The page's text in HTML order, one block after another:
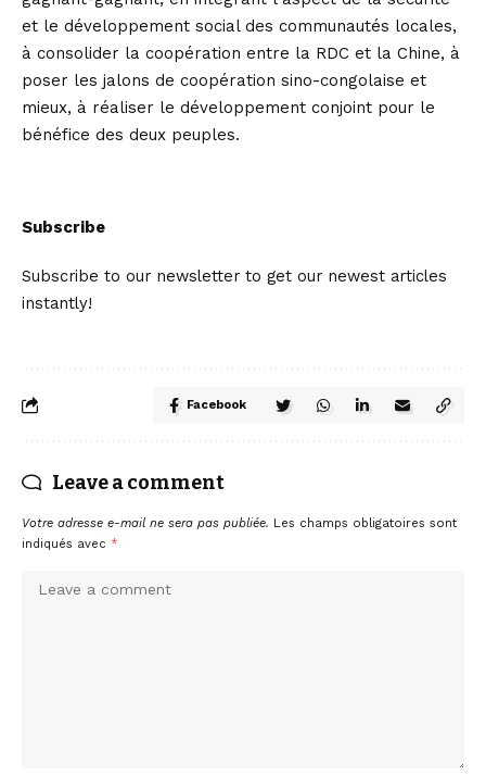
et le développement social des communautés locales,
à consolider la coopération entre la RDC et la Chine, à
poser les jalons de coopération sino-congolaise et
mieux, à réaliser le développement conjoint pour le
bénéfice des deux peuples.
Subscribe
Subscribe to our newsletter to get our newest articles
instantly!
Facebook
Leave a comment
Votre adresse e-mail ne sera pas publiée. Les champs obligatoires sont
indiqués avec *